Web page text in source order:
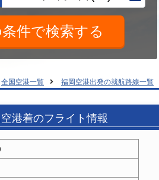
全国空港一覧 福岡空港出発の就航路線一覧
港着のフライト情報